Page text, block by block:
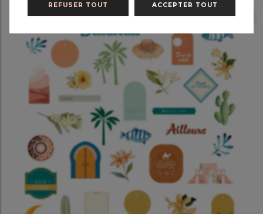
REFUSER TOUT ACCEPTER TOUT